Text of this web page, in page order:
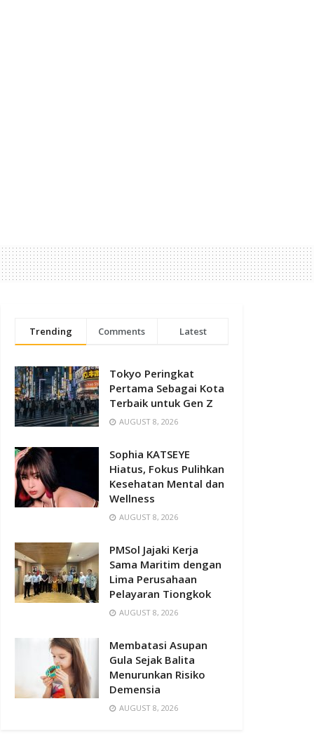
Trending Comments Latest
Tokyo Peringkat
Pertama Sebagai Kota
Terbaik untuk Gen Z
AUGUST 8, 2026
Sophia KATSEYE
Hiatus, Fokus Pulihkan
Kesehatan Mental dan
Wellness
AUGUST 8, 2026
PMSol Jajaki Kerja
Sama Maritim dengan
Lima Perusahaan
Pelayaran Tiongkok
AUGUST 8, 2026
Membatasi Asupan
Gula Sejak Balita
Menurunkan Risiko
Demensia
AUGUST 8, 2026